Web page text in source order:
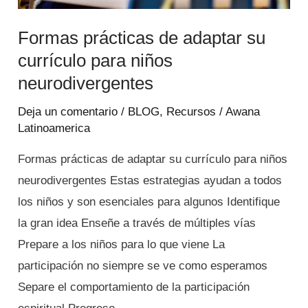
Formas prácticas de adaptar su
currículo para niños
neurodivergentes
Deja un comentario / BLOG, Recursos /Awana
Latinoamerica
Formas prácticas de adaptar su currículo para niños
neurodivergentes Estas estrategias ayudan a todos
los niños y son esenciales para algunos Identifique
la gran idea Enseñe a través de múltiples vías
Prepare a los niños para lo que viene La
participación no siempre se ve como esperamos
Separe el comportamiento de la participación